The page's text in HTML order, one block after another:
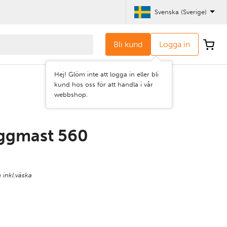
Svenska (Sverige)
Bli kund Logga in
Hej! Glöm inte att logga in eller bli
kund hos oss för att handla i vår
webbshop.
560
inkl.väska